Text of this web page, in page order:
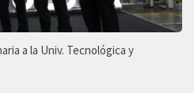
a la Univ. Tecnológica y